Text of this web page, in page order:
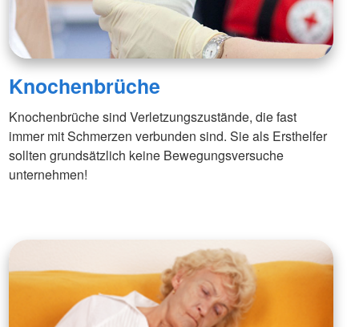
Knochenbrüche
Knochenbrüche sind Verletzungszustände, die fast
immer mit Schmerzen verbunden sind. Sie als Ersthelfer
sollten grundsätzlich keine Bewegungsversuche
unternehmen!